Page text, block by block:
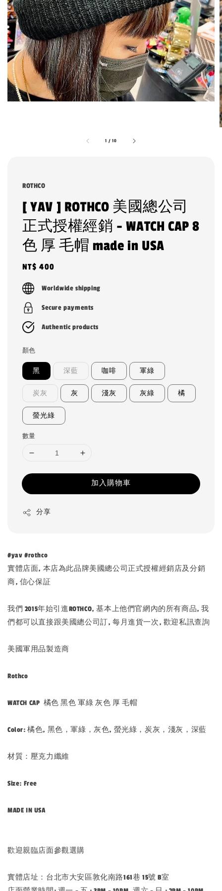
1 /10
ROTHCO
[ YAV ] ROTHCO 美國總公司
正式授權經銷 - WATCH CAP 8
色 厚 毛帽 made in USA
Regular
price
NT$ 400
Worldwide shipping
Secure payments
Authentic products
顏色
黑 深藍 咖啡 軍綠
炭灰 灰 淺灰 灰綠 橘
螢光綠
數量
加入購物車
分享
#yav #rothco
實體店面, 本店為此品牌美國總公司正式授權經銷店及分銷
商, 信心保証
我們 2015年始引進ROTHCO, 基本上他們官網內的所有商品, 我
們都可以直接跟美國總公司訂, 每月進貨一次, 歡迎私訊查詢
美國軍用品製造商
Rothco
WATCH CAP 橘色 黑色 軍綠 灰色 厚 毛帽
Color: 橘色, 黑色，軍綠，灰色, 螢光綠，炭灰，淺灰，深藍
材質：壓克力纖維
Size: Free
MADE IN USA
歡迎親臨店面參觀選購
實體店址：台北市大安區敦化南路161巷 15號 B室